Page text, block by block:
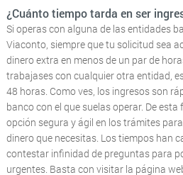
¿Cuánto tiempo tarda en ser
Si operas con alguna de las entidades
Viaconto, siempre que tu solicitud sea
dinero extra en menos de un par de
trabajases con cualquier otra entidad,
48 horas. Como ves, los ingresos son
banco con el que suelas operar. De
opción segura y ágil en los trámites
dinero que necesitas. Los tiempos han
contestar infinidad de preguntas para
urgentes. Basta con visitar la página